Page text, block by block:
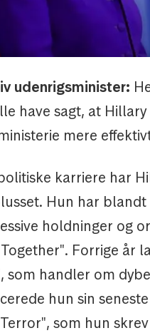
udenrigsminister:
have sagt, at
mere
karriere har
Hun har
holdninger og
Forrige år
som handler om
hun sin
som hun